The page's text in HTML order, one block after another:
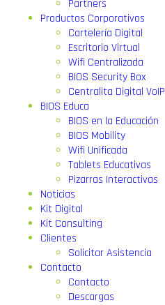
Partners
Productos Corporativos
Cartelería Digital
Escritorio Virtual
Wifi Centralizada
BIOS Security Box
Centralita Digital VoIP
BIOS Educa
BIOS en la Educación
BIOS Mobility
Wifi Unificada
Tablets Educativas
Pizarras Interactivas
Noticias
Kit Digital
Kit Consulting
Clientes
Solicitar Asistencia
Contacto
Contacto
Descargas